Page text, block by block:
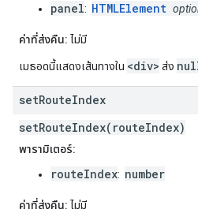
panel: HTMLElement
ค่าที่ส่งคืน: ไม่มี
เมธอดนี้แสดงเส้นทางใน <div> ส่ง
setRouteIndex
setRouteIndex(routeIndex)
พารามิเตอร์:
routeIndex: number
ค่าที่ส่งคืน: ไม่มี